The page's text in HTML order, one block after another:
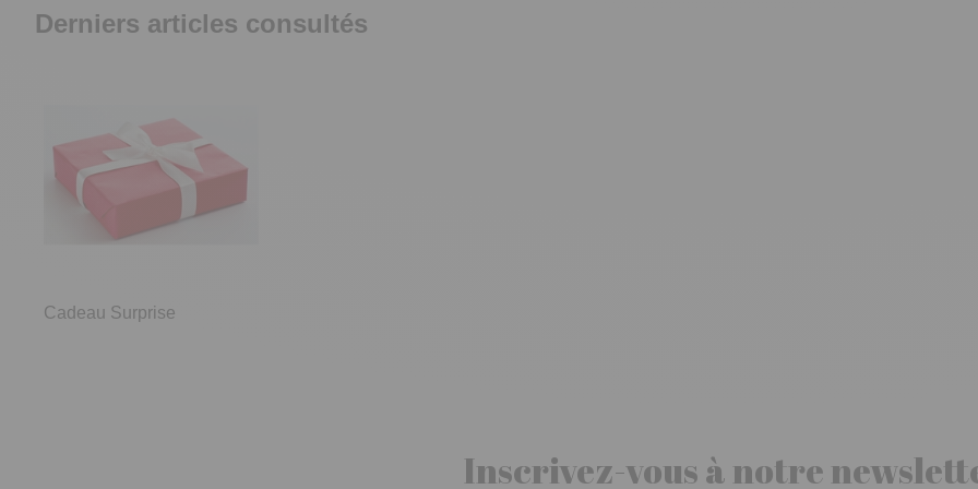
Derniers articles consultés
Cadeau Surprise
Inscrivez-vous à notre